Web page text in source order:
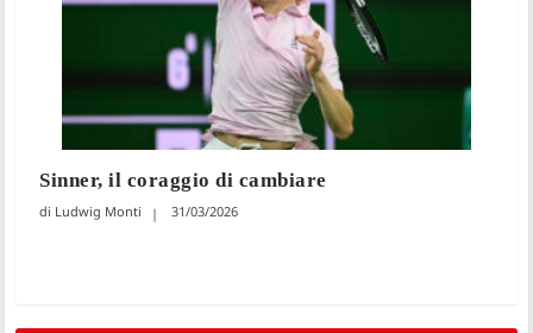
Sinner, il coraggio di cambiare
Ludwig Monti 31/03/2026